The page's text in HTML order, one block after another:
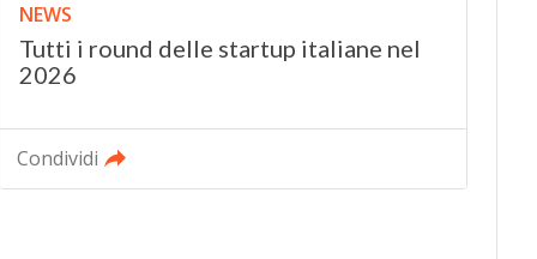
NEWS
Tutti i round delle startup italiane nel
2026
Condividi